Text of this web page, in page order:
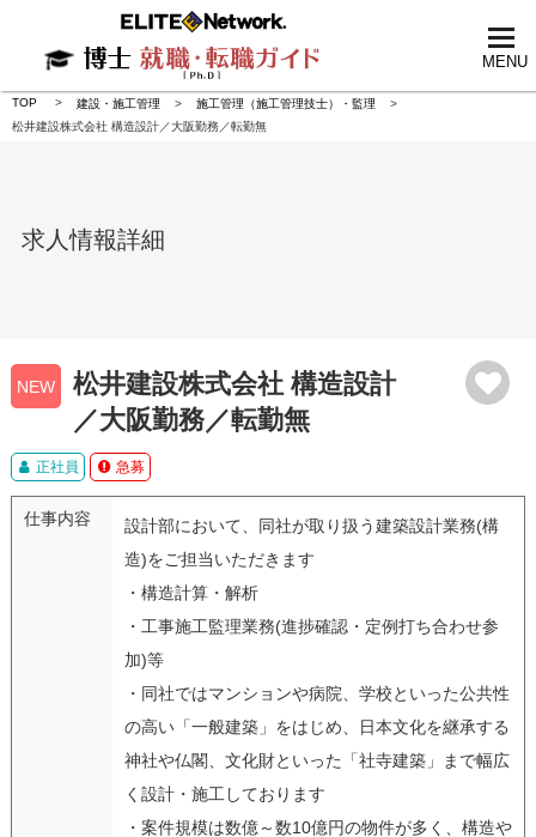
MENU
TOP 建設・施工管理
施工管理（施工管理技士）・監理
松井建設株式会社 構造設計／大阪勤務／転勤無
求人情報詳細
NEW
松井建設株式会社 構造設計
／大阪勤務／転勤無
正社員 急募
仕事内容
設計部において、同社が取り扱う建築設計業務(構
造)をご担当いただきます
・構造計算・解析
・工事施工監理業務(進捗確認・定例打ち合わせ参
加)等
・同社ではマンションや病院、学校といった公共性
の高い「一般建築」をはじめ、日本文化を継承する
神社や仏閣、文化財といった「社寺建築」まで幅広
く設計・施工しております
・案件規模は数億～数10億円の物件が多く、構造や